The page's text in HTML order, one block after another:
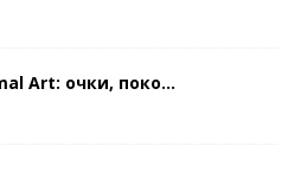
Art: очки, поко...